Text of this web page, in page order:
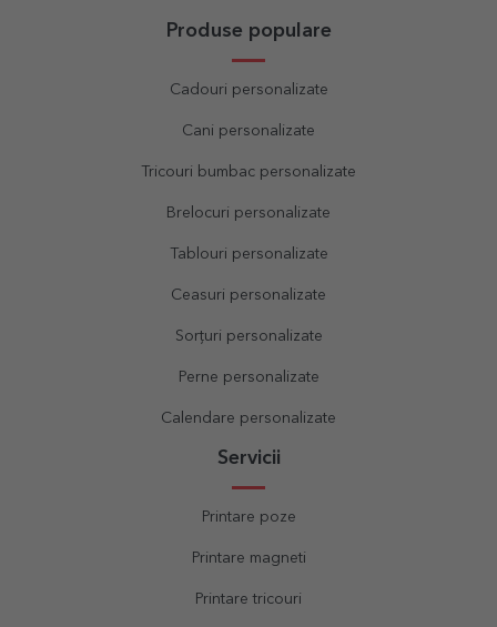
Produse populare
Cadouri personalizate
Cani personalizate
Tricouri bumbac personalizate
Brelocuri personalizate
Tablouri personalizate
Ceasuri personalizate
Sorțuri personalizate
Perne personalizate
Calendare personalizate
Servicii
Printare poze
Printare magneti
Printare tricouri